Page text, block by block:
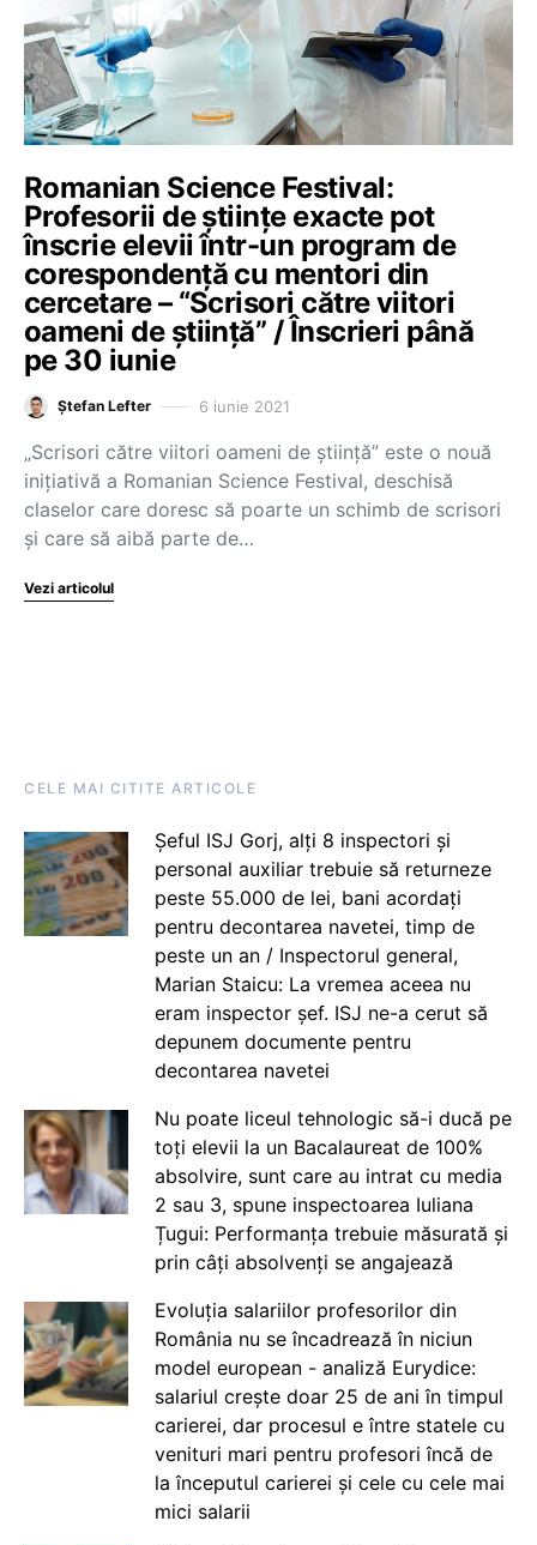
Romanian Science Festival:
Profesorii de științe exacte pot
înscrie elevii într-un program de
corespondență cu mentori din
cercetare – “Scrisori către viitori
oameni de știință” / Înscrieri până
pe 30 iunie
Ștefan Lefter 6 iunie 2021
„Scrisori către viitori oameni de știință” este o nouă
inițiativă a Romanian Science Festival, deschisă
claselor care doresc să poarte un schimb de scrisori
și care să aibă parte de…
Vezi articolul
CELE MAI CITITE ARTICOLE
Șeful ISJ Gorj, alți 8 inspectori și
personal auxiliar trebuie să returneze
peste 55.000 de lei, bani acordați
pentru decontarea navetei, timp de
peste un an / Inspectorul general,
Marian Staicu: La vremea aceea nu
eram inspector șef. ISJ ne-a cerut să
depunem documente pentru
decontarea navetei
Nu poate liceul tehnologic să-i ducă pe
toți elevii la un Bacalaureat de 100%
absolvire, sunt care au intrat cu media
2 sau 3, spune inspectoarea Iuliana
Țugui: Performanța trebuie măsurată și
prin câți absolvenți se angajează
Evoluția salariilor profesorilor din
România nu se încadrează în niciun
model european - analiză Eurydice:
salariul crește doar 25 de ani în timpul
carierei, dar procesul e între statele cu
venituri mari pentru profesori încă de
la începutul carierei și cele cu cele mai
mici salarii